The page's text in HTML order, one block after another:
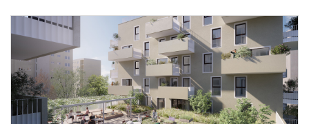
Foto 1: schreinerkastler.at